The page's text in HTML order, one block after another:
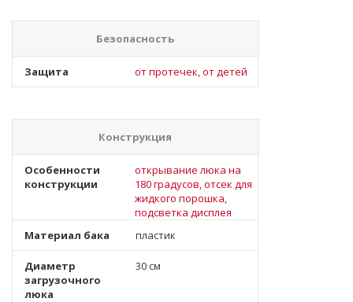
Безопасность
Защита от протечек, от детей
Конструкция
Особенности
конструкции
открывание люка на
180 градусов, отсек для
жидкого порошка,
подсветка дисплея
Материал бака
пластик
Диаметр
загрузочного
люка
30 см